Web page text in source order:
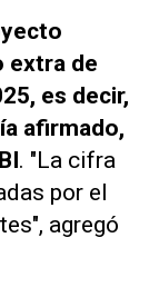
extra de
es decir,
afirmado,
. "La cifra
por el
agregó